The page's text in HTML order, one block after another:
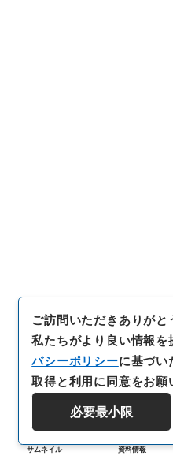
サムネイル 資料情報
ご訪問いただきありがと
私たちがより良い情報を
バシーポリシーに基づ
取得と利用に同意をお願
必要最小限